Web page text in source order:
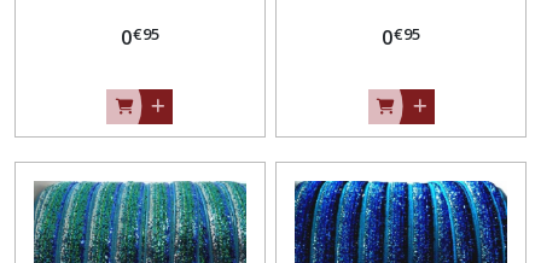
GLITTER - Vendu au mètre
0€95
GLITTER - Vendu au mètre
0€95